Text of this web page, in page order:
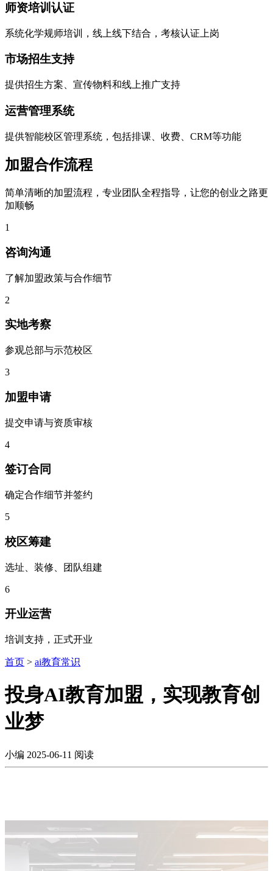
师资培训认证
系统化学规师培训，线上线下结合，考核认证上岗
市场招生支持
提供招生方案、宣传物料和线上推广支持
运营管理系统
提供智能校区管理系统，包括排课、收费、CRM等功能
加盟合作流程
简单清晰的加盟流程，专业团队全程指导，让您的创业之路更
加顺畅
1
咨询沟通
了解加盟政策与合作细节
2
实地考察
参观总部与示范校区
3
加盟申请
提交申请与资质审核
4
签订合同
确定合作细节并签约
5
校区筹建
选址、装修、团队组建
6
开业运营
培训支持，正式开业
首页 > ai教育常识
投身AI教育加盟，实现教育创
业梦
小编 2025-06-11 阅读